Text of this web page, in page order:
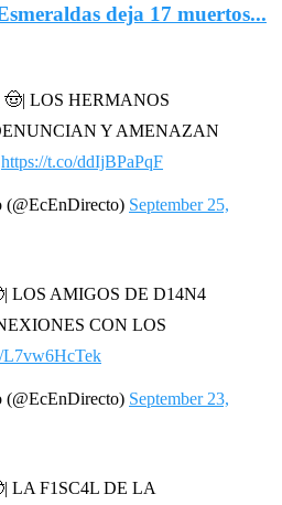
deja 17 muertos...
🤠| LOS HERMANOS
Y AMENAZAN
https://t.co/ddIjBPaPqF
September 25,
LOS AMIGOS DE D14N4
CON LOS
L7vw6HcTek
September 23,
LA F1SC4L DE LA